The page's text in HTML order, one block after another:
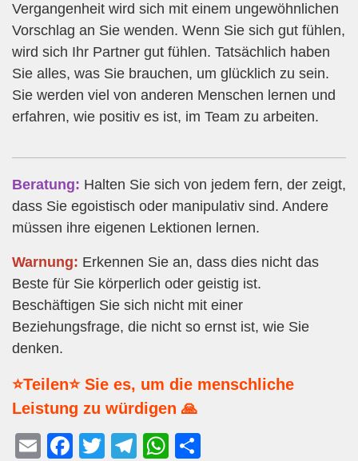
Vergangenheit wird sich mit einem ungewöhnlichen
Vorschlag an Sie wenden. Wenn Sie sich gut fühlen,
wird sich Ihr Partner gut fühlen. Tatsächlich haben
Sie alles, was Sie brauchen, um glücklich zu sein.
Sie werden viel von anderen Menschen lernen und
erfahren, wie positiv es ist, im Team zu arbeiten.
Beratung: Halten Sie sich von jedem fern, der zeigt,
dass Sie egoistisch oder manipulativ sind. Andere
müssen ihre eigenen Lektionen lernen.
Warnung: Erkennen Sie an, dass dies nicht das
Beste für Sie körperlich oder geistig ist.
Beschäftigen Sie sich nicht mit einer
Beziehungsfrage, die nicht so ernst ist, wie Sie
denken.
⭐Teilen⭐ Sie es, um die menschliche
Leistung zu würdigen 🙏
E
F
T
T
W